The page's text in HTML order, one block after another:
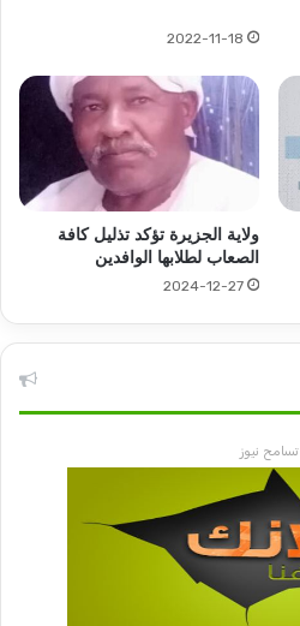
2022-11-18
ولاية الجزيرة تؤكد تذليل كافة
الصعاب لطلابها الوافدين
2024-12-27
تسامح نيوز